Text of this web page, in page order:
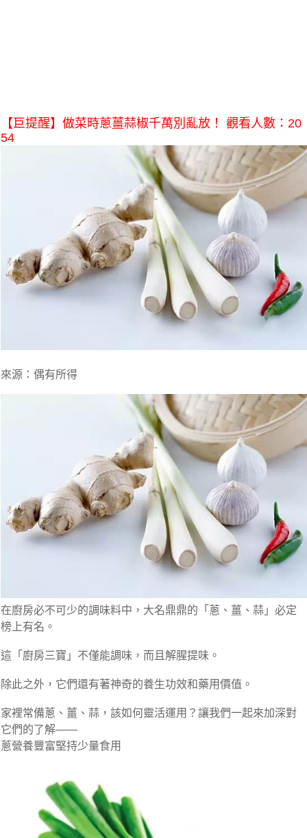
【巨提醒】做菜時蔥薑蒜椒千萬別亂放！ 觀看人數：20
54
來源：偶有所得
在廚房必不可少的調味料中，大名鼎鼎的「蔥、薑、蒜」必定
榜上有名。
這「廚房三寶」不僅能調味，而且解腥提味。
除此之外，它們還有著神奇的養生功效和藥用價值。
家裡常備蔥、薑、蒜，該如何靈活運用？讓我們一起來加深對
它們的了解——
蔥營養豐富堅持少量食用